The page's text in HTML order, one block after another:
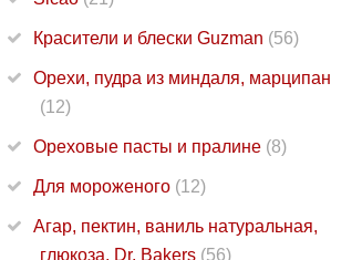
Красители и блески Guzman (56)
Орехи, пудра из миндаля, марципан
(12)
Ореховые пасты и пралине (8)
Для мороженого (12)
Агар, пектин, ваниль натуральная,
глюкоза, Dr. Bakers (56)